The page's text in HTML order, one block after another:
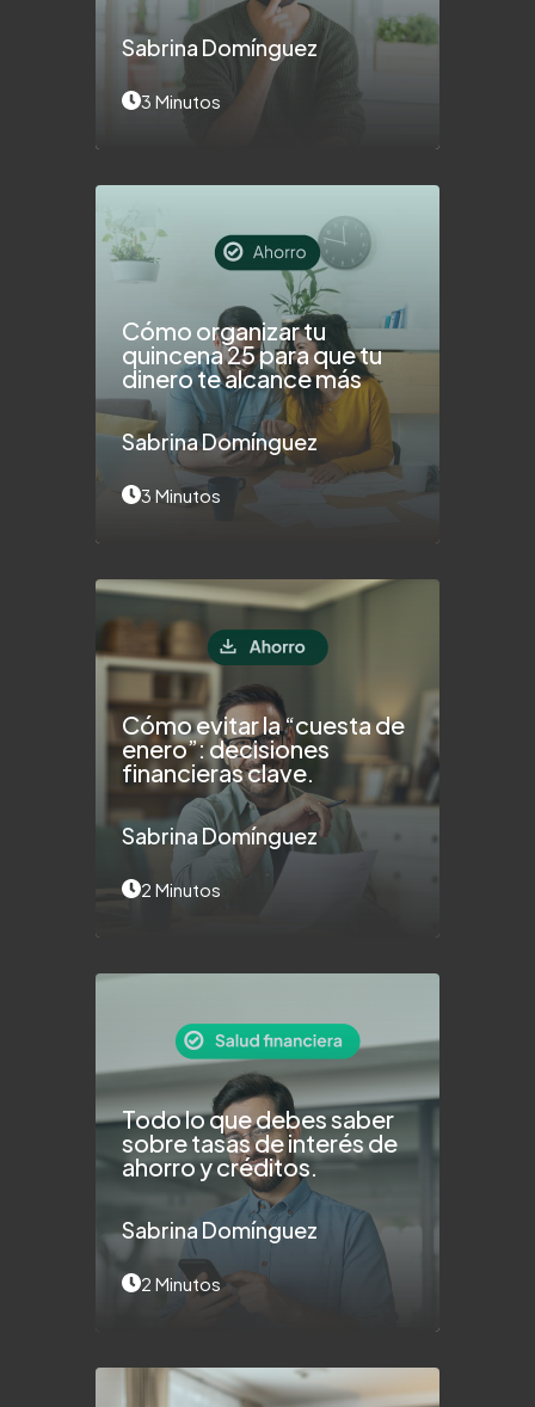
Sabrina Domínguez
3 Minutos
Cómo organizar tu
quincena 25 para que tu
dinero te alcance más
Sabrina Domínguez
3 Minutos
Cómo evitar la “cuesta de
enero”: decisiones
financieras clave.
Sabrina Domínguez
2 Minutos
Todo lo que debes saber
sobre tasas de interés de
ahorro y créditos.
Sabrina Domínguez
2 Minutos